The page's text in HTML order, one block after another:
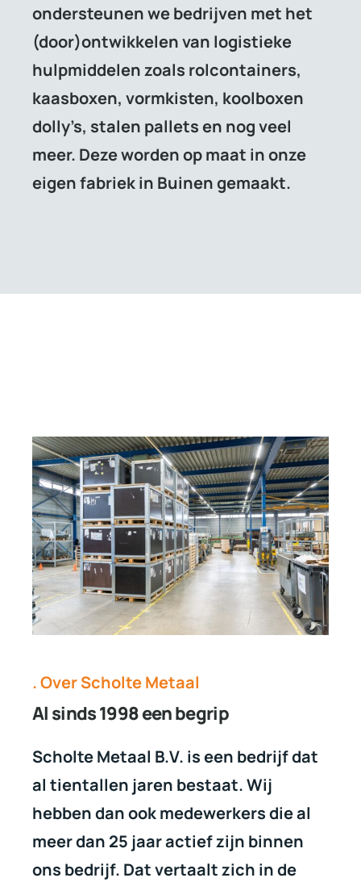
ondersteunen we bedrijven met het
(door)ontwikkelen van logistieke
hulpmiddelen zoals rolcontainers,
kaasboxen, vormkisten, koolboxen
dolly’s, stalen pallets en nog veel
meer. Deze worden op maat in onze
eigen fabriek in Buinen gemaakt.
. Over Scholte Metaal
Al sinds 1998 een begrip
Scholte Metaal B.V. is een bedrijf dat
al tientallen jaren bestaat. Wij
hebben dan ook medewerkers die al
meer dan 25 jaar actief zijn binnen
ons bedrijf. Dat vertaalt zich in de